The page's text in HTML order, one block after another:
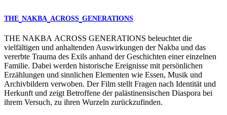
THE NAKBA ACROSS GENERATIONS
THE NAKBA ACROSS GENERATIONS beleuchtet die
vielfältigen und anhaltenden Auswirkungen der Nakba und das
vererbte Trauma des Exils anhand der Geschichten einer einzelnen
Familie. Dabei werden historische Ereignisse mit persönlichen
Erzählungen und sinnlichen Elementen wie Essen, Musik und
Archivbildern verwoben. Der Film stellt Fragen nach Identität und
Herkunft und zeigt Betroffene der palästinensischen Diaspora bei
ihrem Versuch, zu ihren Wurzeln zurückzufinden.